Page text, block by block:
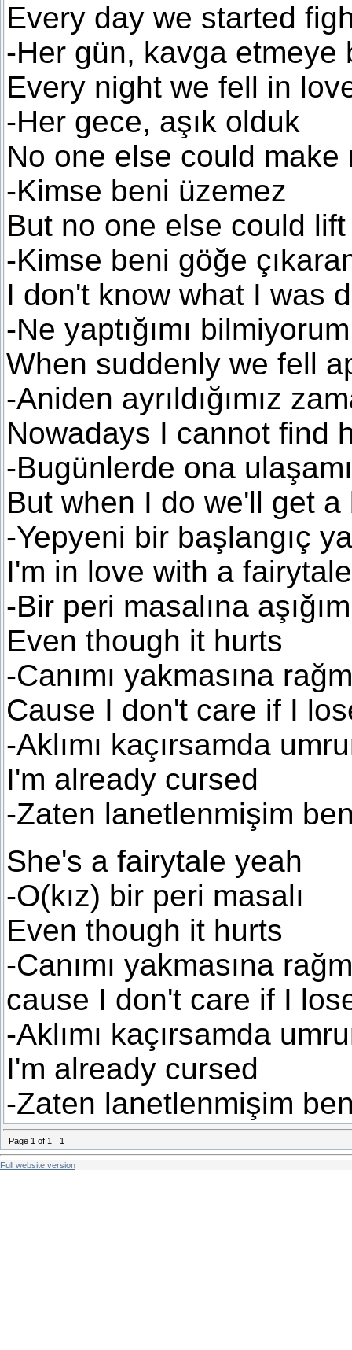
Every day we started
-Her gün, kavga etmeye
Every night we fell in
-Her gece, aşık olduk
No one else could make
-Kimse beni üzemez
But no one else could
-Kimse beni göğe
I don't know what I was
-Ne yaptığımı bilmiyorum
When suddenly we fell
-Aniden ayrıldığımız
Nowadays I cannot find
-Bugünlerde ona
But when I do we'll get
-Yepyeni bir başlangıç
I'm in love with a fairytale
-Bir peri masalına aşığım
Even though it hurts
-Canımı yakmasına
Cause I don't care if I
-Aklımı kaçırsamda
I'm already cursed
-Zaten lanetlenmişim
She's a fairytale yeah
-O(kız) bir peri masalı
Even though it hurts
-Canımı yakmasına
cause I don't care if I
-Aklımı kaçırsamda
I'm already cursed
-Zaten lanetlenmişim
Page 1 of 1 1
Full website version